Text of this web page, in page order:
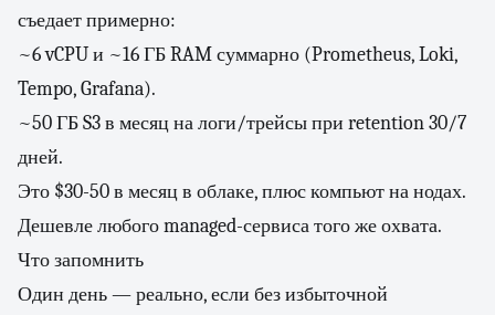
съедает примерно:
~6 vCPU и ~16 ГБ RAM суммарно (Prometheus, Loki,
Tempo, Grafana).
~50 ГБ S3 в месяц на логи/трейсы при retention 30/7
дней.
Это $30-50 в месяц в облаке, плюс компьют на нодах.
Дешевле любого managed-сервиса того же охвата.
Что запомнить
Один день — реально, если без избыточной